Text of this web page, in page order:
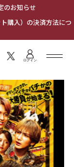
のお知らせ
購入）の決済方法につ
ログイン